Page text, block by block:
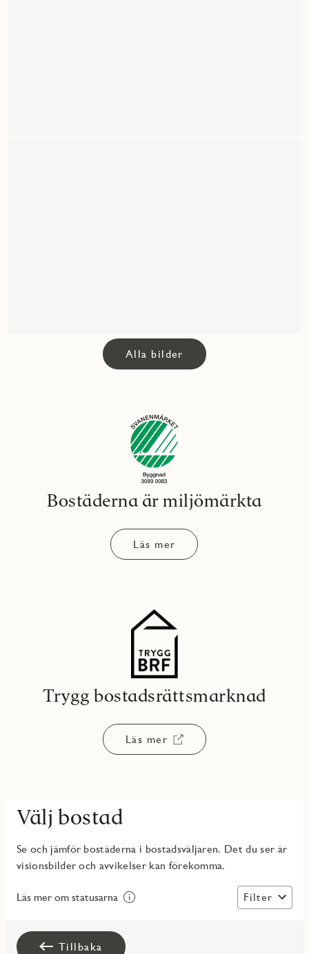
Alla bilder
Bostäderna är miljömärkta
Läs mer
Trygg bostadsrättsmarknad
Läs mer
Välj bostad
Se och jämför bostäderna i bostadsväljaren. Det du ser är
visionsbilder och avvikelser kan förekomma.
Läs mer om statusarna Filter
Tillbaka